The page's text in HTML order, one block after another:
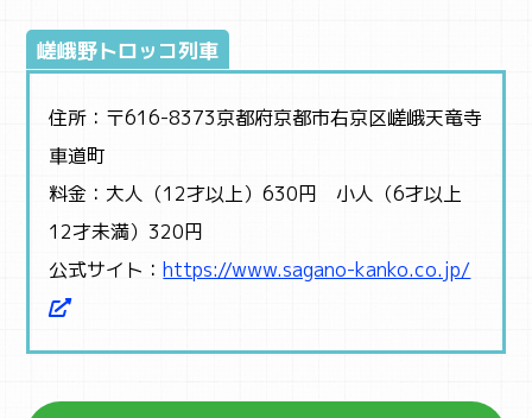
嵯峨野トロッコ列車
住所：〒616-8373京都府京都市右京区嵯峨天竜寺
車道町
料金：大人（12才以上）630円 小人（6才以上
12才未満）320円
公式サイト：https://www.sagano-kanko.co.jp/